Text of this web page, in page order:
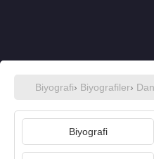
Biyografi› Biyografiler›
Biyografi